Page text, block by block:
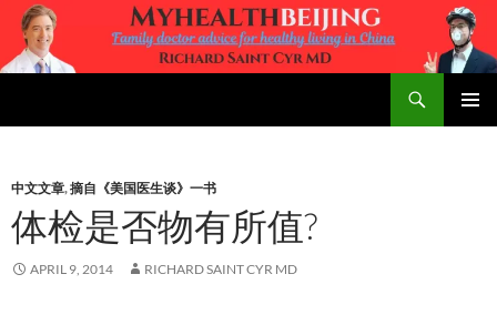
Skip
content
中文文章,摘自《美国医生谈》一书
体检是否物有所值?
APRIL 9, 2014 RICHARD SAINT CYR MD